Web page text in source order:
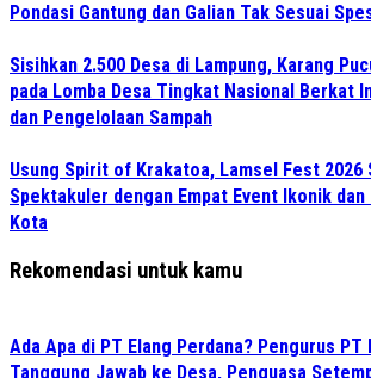
Pondasi Gantung dan Galian Tak Sesuai
Sisihkan 2.500 Desa di Lampung, Karang
pada Lomba Desa Tingkat Nasional Berkat
dan Pengelolaan Sampah
Usung Spirit of Krakatoa, Lamsel Fest 2026
Spektakuler dengan Empat Event Ikonik
Kota
Rekomendasi untuk kamu
Ada Apa di PT Elang Perdana? Pengurus
Tanggung Jawab ke Desa, Penguasa